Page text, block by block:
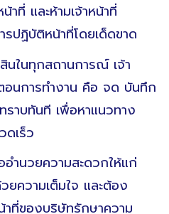
ที่ และห้ามเจ้าหน้าที่
ปฏิบัติหน้าที่โดยเด็ดขาด
นในทุกสถานการณ์ เจ้า
อนการทำงาน คือ จด บันทึก
ราบทันที เพื่อหาแนวทาง
เร็ว
อำนวยความสะดวกให้แก่
ความเต็มใจ และต้อง
าที่ของบริษัทรักษาความ